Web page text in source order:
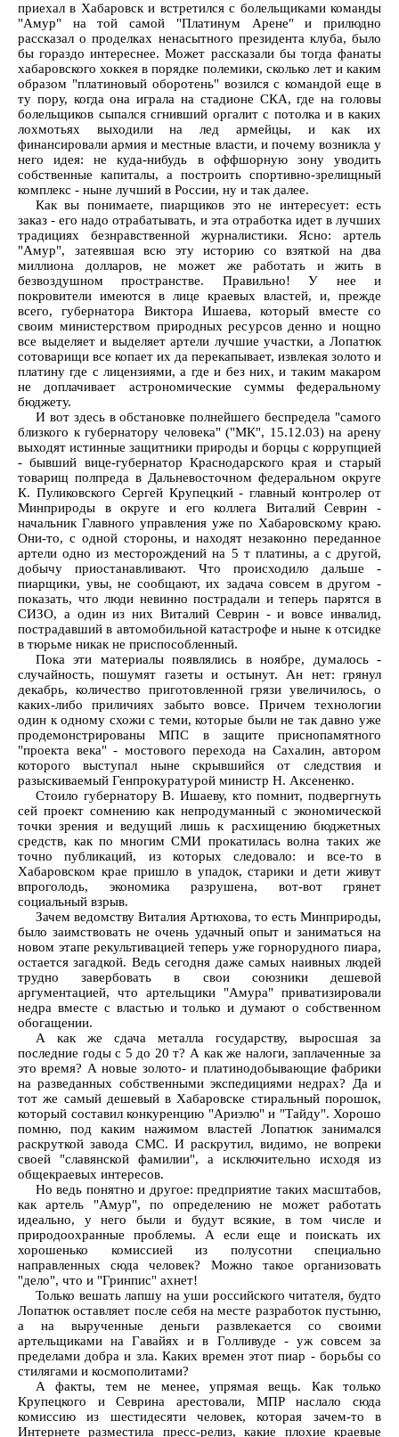
приехал в Хабаровск и встретился с болельщиками команды
"Амур" на той самой "Платинум Арене" и прилюдно
рассказал о проделках ненасытного президента клуба, было
бы гораздо интереснее. Может рассказали бы тогда фанаты
хабаровского хоккея в порядке полемики, сколько лет и каким
образом "платиновый оборотень" возился с командой еще в
ту пору, когда она играла на стадионе СКА, где на головы
болельщиков сыпался сгнивший оргалит с потолка и в каких
лохмотьях выходили на лед армейцы, и как их
финансировали армия и местные власти, и почему возникла у
него идея: не куда-нибудь в оффшорную зону уводить
собственные капиталы, а построить спортивно-зрелищный
комплекс - ныне лучший в России, ну и так далее.
Как вы понимаете, пиарщиков это не интересует: есть
заказ - его надо отрабатывать, и эта отработка идет в лучших
традициях безнравственной журналистики. Ясно: артель
"Амур", затеявшая всю эту историю со взяткой на два
миллиона долларов, не может же работать и жить в
безвоздушном пространстве. Правильно! У нее и
покровители имеются в лице краевых властей, и, прежде
всего, губернатора Виктора Ишаева, который вместе со
своим министерством природных ресурсов денно и нощно
все выделяет и выделяет артели лучшие участки, а Лопатюк
сотоварищи все копает их да перекапывает, извлекая золото и
платину где с лицензиями, а где и без них, и таким макаром
не доплачивает астрономические суммы федеральному
бюджету.
И вот здесь в обстановке полнейшего беспредела "самого
близкого к губернатору человека" ("МК", 15.12.03) на арену
выходят истинные защитники природы и борцы с коррупцией
- бывший вице-губернатор Краснодарского края и старый
товарищ полпреда в Дальневосточном федеральном округе
К. Пуликовского Сергей Крупецкий - главный контролер от
Минприроды в округе и его коллега Виталий Севрин -
начальник Главного управления уже по Хабаровскому краю.
Они-то, с одной стороны, и находят незаконно переданное
артели одно из месторождений на 5 т платины, а с другой,
добычу приостанавливают. Что происходило дальше -
пиарщики, увы, не сообщают, их задача совсем в другом -
показать, что люди невинно пострадали и теперь парятся в
СИЗО, а один из них Виталий Севрин - и вовсе инвалид,
пострадавший в автомобильной катастрофе и ныне к отсидке
в тюрьме никак не приспособленный.
Пока эти материалы появлялись в ноябре, думалось -
случайность, пошумят газеты и остынут. Ан нет: грянул
декабрь, количество приготовленной грязи увеличилось, о
каких-либо приличиях забыто вовсе. Причем технологии
один к одному схожи с теми, которые были не так давно уже
продемонстрированы МПС в защите приснопамятного
"проекта века" - мостового перехода на Сахалин, автором
которого выступал ныне скрывшийся от следствия и
разыскиваемый Генпрокуратурой министр Н. Аксененко.
Стоило губернатору В. Ишаеву, кто помнит, подвергнуть
сей проект сомнению как непродуманный с экономической
точки зрения и ведущий лишь к расхищению бюджетных
средств, как по многим СМИ прокатилась волна таких же
точно публикаций, из которых следовало: и все-то в
Хабаровском крае пришло в упадок, старики и дети живут
впроголодь, экономика разрушена, вот-вот грянет
социальный взрыв.
Зачем ведомству Виталия Артюхова, то есть Минприроды,
было заимствовать не очень удачный опыт и заниматься на
новом этапе рекультивацией теперь уже горнорудного пиара,
остается загадкой. Ведь сегодня даже самых наивных людей
трудно завербовать в свои союзники дешевой
аргументацией, что артельщики "Амура" приватизировали
недра вместе с властью и только и думают о собственном
обогащении.
А как же сдача металла государству, выросшая за
последние годы с 5 до 20 т? А как же налоги, заплаченные за
это время? А новые золото- и платинодобывающие фабрики
на разведанных собственными экспедициями недрах? Да и
тот же самый дешевый в Хабаровске стиральный порошок,
который составил конкуренцию "Ариэлю" и "Тайду". Хорошо
помню, под каким нажимом властей Лопатюк занимался
раскруткой завода СМС. И раскрутил, видимо, не вопреки
своей "славянской фамилии", а исключительно исходя из
общекраевых интересов.
Но ведь понятно и другое: предприятие таких масштабов,
как артель "Амур", по определению не может работать
идеально, у него были и будут всякие, в том числе и
природоохранные проблемы. А если еще и поискать их
хорошенько комиссией из полусотни специально
направленных сюда человек? Можно такое организовать
"дело", что и "Гринпис" ахнет!
Только вешать лапшу на уши российского читателя, будто
Лопатюк оставляет после себя на месте разработок пустыню,
а на вырученные деньги развлекается со своими
артельщиками на Гавайях и в Голливуде - уж совсем за
пределами добра и зла. Каких времен этот пиар - борьбы со
стилягами и космополитами?
А факты, тем не менее, упрямая вещь. Как только
Крупецкого и Севрина арестовали, МПР наслало сюда
комиссию из шестидесяти человек, которая зачем-то в
Интернете разместила пресс-релиз, какие плохие краевые